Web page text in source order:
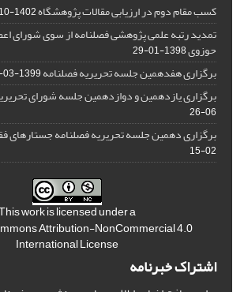
کسب مقام دوم در ارزیابی مقالات پژوهشگاه1402-10-01
تمدید رتبه علمی پژوهشی فصلنامه از سوی شورای
حوزوی1398-01-29
برگزاری هفدهمین جلسه تحریریه فصلنامه1399-03-24
برگزاری یازدهمین و دوازدهمین جلسه شورای
06-26
برگزاری دهمین جلسه تحریریه فصلنامه جستارهای
02-15
work is licensed under a
Attribution-NonCommercial 4.0
International License
اشتراک خبرنامه